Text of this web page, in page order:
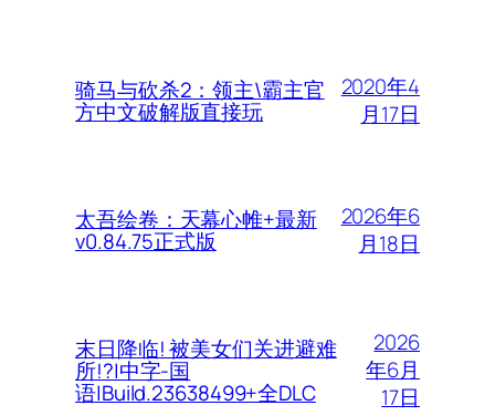
骑马与砍杀2：领主\霸主官
方中文破解版直接玩
2020年4
月17日
太吾绘卷：天幕心帷+最新
v0.84.75正式版
2026年6
月18日
末日降临! 被美女们关进避难
所!?|中字-国
语|Build.23638499+全DLC
2026
年6月
17日